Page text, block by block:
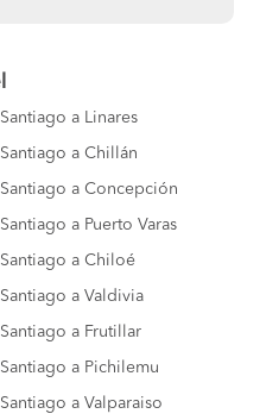
Santiago a Linares
Santiago a Chillán
Santiago a Concepción
Santiago a Puerto Varas
Santiago a Chiloé
Santiago a Valdivia
Santiago a Frutillar
Santiago a Pichilemu
Santiago a Valparaiso